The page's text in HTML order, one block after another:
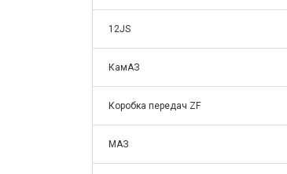
12JS
КамАЗ
Коробка передач ZF
МАЗ